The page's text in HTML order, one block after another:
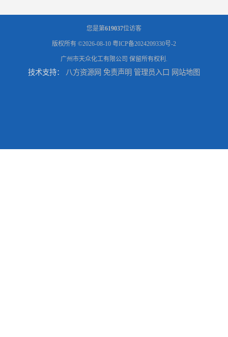
您是第619037位访客
版权所有 ©2026-08-10 粤ICP备2024209330号-2
广州市天众化工有限公司 保留所有权利.
技术支持： 八方资源网 免责声明 管理员入口 网站地图